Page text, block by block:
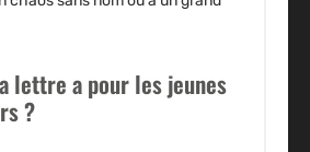
lettre a pour les jeunes
?